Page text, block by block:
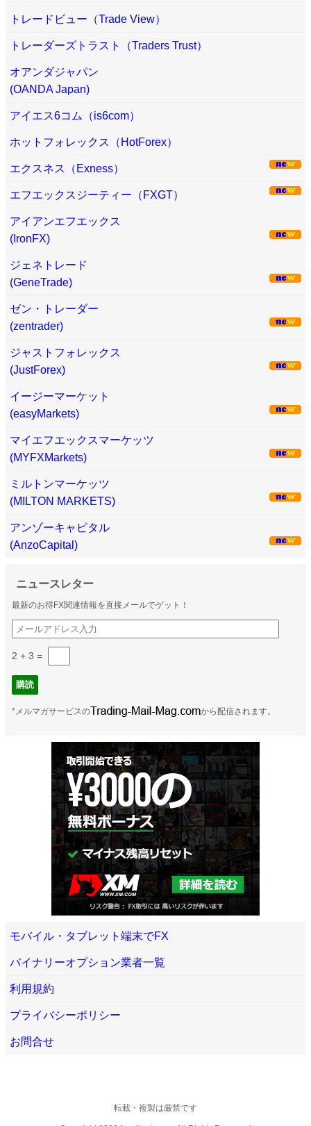
トレードビュー（Trade View）
トレーダーズトラスト（Traders Trust）
オアンダジャパン
(OANDA Japan)
アイエス6コム（is6com）
ホットフォレックス（HotForex）
エクスネス（Exness）
エフエックスジーティー（FXGT）
アイアンエフエックス
(IronFX)
ジェネトレード
(GeneTrade)
ゼン・トレーダー
(zentrader)
ジャストフォレックス
(JustForex)
イージーマーケット
(easyMarkets)
マイエフエックスマーケッツ
(MYFXMarkets)
ミルトンマーケッツ
(MILTON MARKETS)
アンゾーキャピタル
(AnzoCapital)
ニュースレター
最新のお得FX関連情報を直接メールでゲット！
2 + 3 =
*メルマガサービスの から配信されます。
モバイル・タブレット端末でFX
バイナリーオプション業者一覧
利用規約
プライバシーポリシー
お問合せ
転載・複製は厳禁です